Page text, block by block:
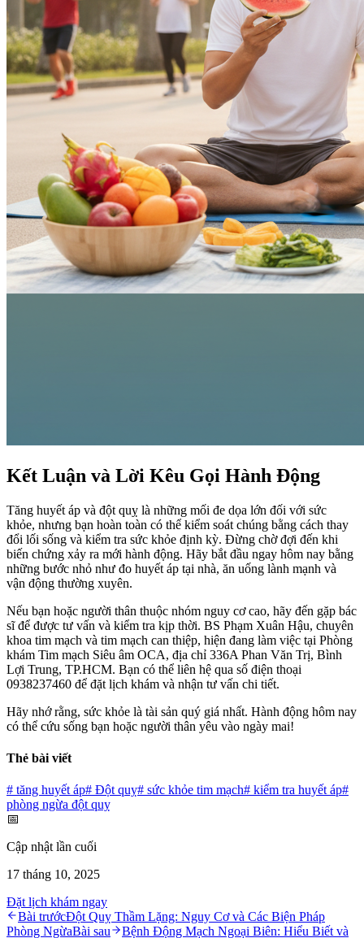
Kết Luận và Lời Kêu Gọi Hành Động
Tăng huyết áp và đột quỵ là những mối đe dọa lớn đối với sức
khỏe, nhưng bạn hoàn toàn có thể kiểm soát chúng bằng cách thay
đổi lối sống và kiểm tra sức khỏe định kỳ. Đừng chờ đợi đến khi
biến chứng xảy ra mới hành động. Hãy bắt đầu ngay hôm nay bằng
những bước nhỏ như đo huyết áp tại nhà, ăn uống lành mạnh và
vận động thường xuyên.
Nếu bạn hoặc người thân thuộc nhóm nguy cơ cao, hãy đến gặp bác
sĩ để được tư vấn và kiểm tra kịp thời. BS Phạm Xuân Hậu, chuyên
khoa tim mạch và tim mạch can thiệp, hiện đang làm việc tại Phòng
khám Tim mạch Siêu âm OCA, địa chỉ 336A Phan Văn Trị, Bình
Lợi Trung, TP.HCM. Bạn có thể liên hệ qua số điện thoại
0938237460 để đặt lịch khám và nhận tư vấn chi tiết.
Hãy nhớ rằng, sức khỏe là tài sản quý giá nhất. Hành động hôm nay
có thể cứu sống bạn hoặc người thân yêu vào ngày mai!
Thẻ bài viết
# tăng huyết áp# Đột quỵ# sức khỏe tim mạch# kiểm tra huyết áp#
phòng ngừa đột quỵ
📅
Cập nhật lần cuối
17 tháng 10, 2025
Đặt lịch khám ngay
Bài trướcĐột Quỵ Thầm Lặng: Nguy Cơ và Các Biện Pháp
Phòng NgừaBài sau Bệnh Động Mạch Ngoại Biên: Hiểu Biết và